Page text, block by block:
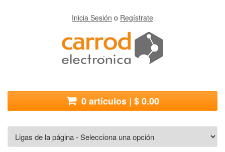
Inicia Sesión o Regístrate
0 artículos | $ 0.00